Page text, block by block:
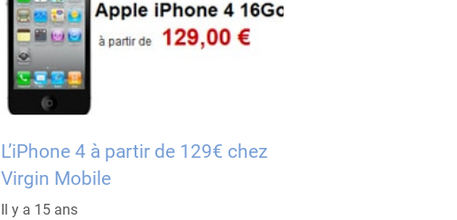
L’iPhone 4 à partir de 129€ chez
Virgin Mobile
Il y a 15 ans